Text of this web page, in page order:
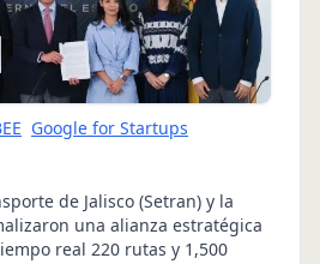
Google for Startups
de Jalisco (Setran) y la
una alianza estratégica
real 220 rutas y 1,500